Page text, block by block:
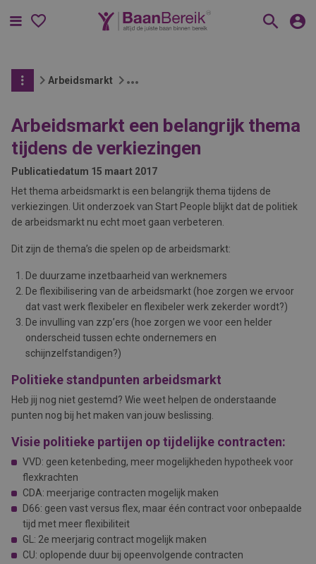
Menu
Arbeidsmarkt
Arbeidsmarkt een belangrijk thema
tijdens de verkiezingen
Publicatiedatum 15 maart 2017
Het thema arbeidsmarkt is een belangrijk thema tijdens de
verkiezingen. Uit onderzoek van Start People blijkt dat de politiek
de arbeidsmarkt nu echt moet gaan verbeteren.
Dit zijn de thema’s die spelen op de arbeidsmarkt:
De duurzame inzetbaarheid van werknemers
De flexibilisering van de arbeidsmarkt (hoe zorgen we ervoor
dat vast werk flexibeler en flexibeler werk zekerder wordt?)
De invulling van zzp’ers (hoe zorgen we voor een helder
onderscheid tussen echte ondernemers en
schijnzelfstandigen?)
Politieke standpunten arbeidsmarkt
Heb jij nog niet gestemd? Wie weet helpen de onderstaande
punten nog bij het maken van jouw beslissing.
Visie politieke partijen op tijdelijke contracten:
VVD: geen ketenbeding, meer mogelijkheden hypotheek voor
flexkrachten
CDA: meerjarige contracten mogelijk maken
D66: geen vast versus flex, maar één contract voor onbepaalde
tijd met meer flexibiliteit
GL: 2e meerjarig contract mogelijk maken
CU: oplopende duur bij opeenvolgende contracten